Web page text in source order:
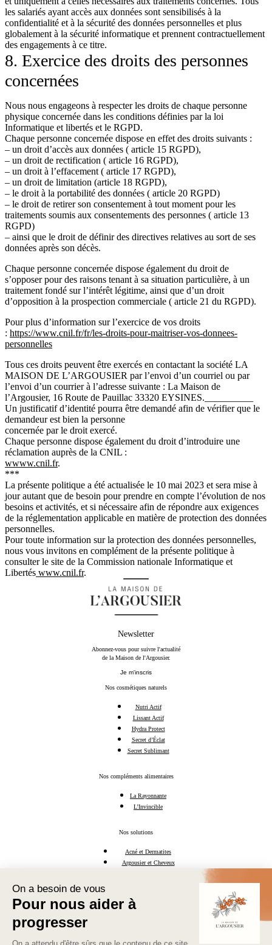
les salariés ayant accès aux données sont sensibilisés à la
confidentialité et à la sécurité des données personnelles et plus
globalement à la sécurité informatique et prennent contractuellement
des engagements à ce titre.
8. Exercice des droits des personnes
concernées
Nous nous engageons à respecter les droits de chaque personne
physique concernée dans les conditions définies par la loi
Informatique et libertés et le RGPD.
Chaque personne concernée dispose en effet des droits suivants :
– un droit d’accès aux données ( article 15 RGPD),
– un droit de rectification ( article 16 RGPD),
– un droit à l’effacement ( article 17 RGPD),
– un droit de limitation (article 18 RGPD),
– le droit à la portabilité des données ( article 20 RGPD)
– le droit de retirer son consentement à tout moment pour les
traitements soumis aux consentements des personnes ( article 13
RGPD)
– ainsi que le droit de définir des directives relatives au sort de ses
données après son décès.
Chaque personne concernée dispose également du droit de
s’opposer pour des raisons tenant à sa situation particulière, à un
traitement fondé sur l’intérêt légitime, ainsi que d’un droit
d’opposition à la prospection commerciale ( article 21 du RGPD).
Pour plus d’information sur l’exercice de vos droits
: https://www.cnil.fr/fr/les-droits-pour-maitriser-vos-donnees-
personnelles
Tous ces droits peuvent être exercés en contactant la société LA
MAISON DE L’ARGOUSIER par l’envoi d’un courriel ou par
l’envoi d’un courrier à l’adresse suivante : La Maison de
l’Argousier, 16 Route de Pauillac 33320 EYSINES.__________
Un justificatif d’identité pourra être demandé afin de vérifier que le
demandeur est bien la personne
concernée par le droit exercé.
Chaque personne dispose également du droit d’introduire une
réclamation auprès de la CNIL :
wwww.cnil.fr.
***
La présente politique a été actualisée le 10 mai 2023 et sera mise à
jour autant que de besoin pour prendre en compte l’évolution de nos
besoins et activités, et si nécessaire afin de répondre aux exigences
de la réglementation applicable en matière de protection des données
personnelles.
Pour toute information sur la protection des données personnelles,
nous vous invitons en complément de la présente politique à
consulter le site de la Commission nationale Informatique et
Libertés www.cnil.fr.
Nos cosmétiques naturels
Nutri Actif
Lissant Actif
Hydra Protect
Secret d’Éclat
Secret Sublimant
Nos compléments alimentaires
La Rayonnante
L’Invincible
Nos solutions
Acné et Dermatites
Argousier et Cheveux
Les Oméga 7
Newsletter
Abonnez-vous pour suivre l'actualité
de la Maison de l'Argousier.
Je m'inscris